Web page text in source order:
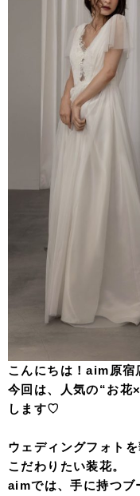
こんにちは！aim原宿
今回は、人気の“お花
します♡
ウェディングフォト
こだわりたい装花。
aimでは、手に持つブ